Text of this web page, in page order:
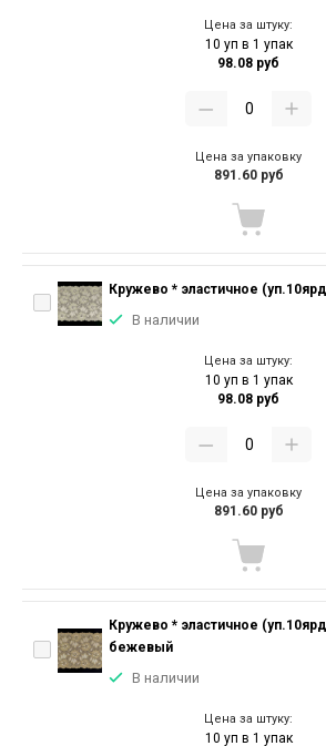
Цена за штуку:
10 уп в 1 упак
98.08 руб
Цена за упаковку
891.60 руб
Кружево * эластичное
В наличии
Цена за штуку:
10 уп в 1 упак
98.08 руб
Цена за упаковку
891.60 руб
Кружево * эластичное
бежевый
В наличии
Цена за штуку:
10 уп в 1 упак